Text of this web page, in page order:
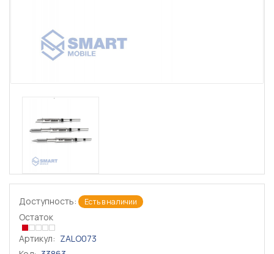
Доступность: Есть в наличии
Остаток
Артикул: ZALO073